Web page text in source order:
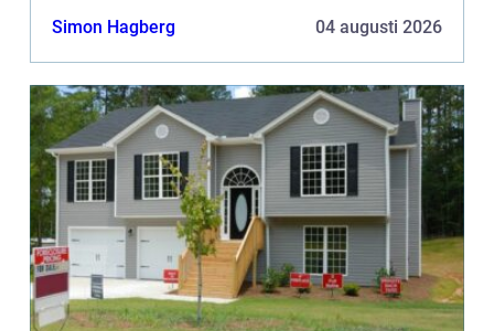
Simon Hagberg 04 augusti 2026